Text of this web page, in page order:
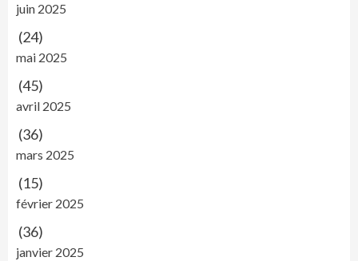
juin 2025
(24)
mai 2025
(45)
avril 2025
(36)
mars 2025
(15)
février 2025
(36)
janvier 2025